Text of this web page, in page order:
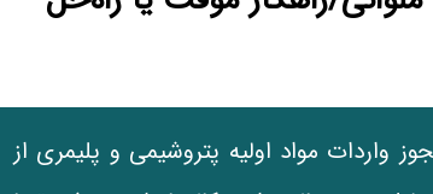
واردات مواد اولیه پتروشیمی و پلیمری از